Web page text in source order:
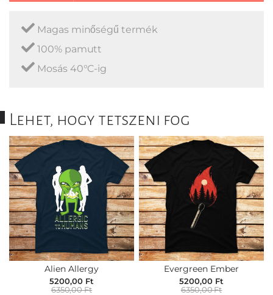
Magas minőségű termék
100% pamutt
Mosás 40°C-ig
Lehet, hogy tetszeni fog
Alien Allergy
5200,00 Ft
6350,00 Ft
Evergreen Ember
5200,00 Ft
6350,00 Ft